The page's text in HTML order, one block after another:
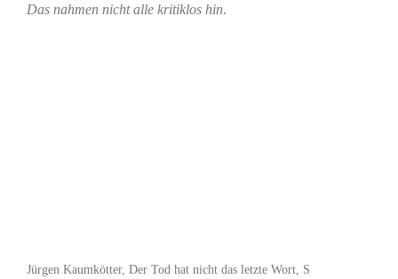
Das nahmen nicht alle kritiklos hin.
Jürgen Kaumkötter, Der Tod hat nicht das letzte Wort, S